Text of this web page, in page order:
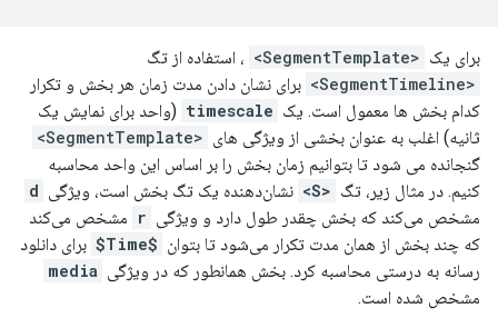
برای یک <SegmentTemplate>
، استفاده از تگ
<SegmentTimeline>
برای نشان دادن مدت زمان هر بخش و تکرار
کدام بخش ها معمول است. یک timescale (واحد برای نمایش یک
ثانیه) اغلب به عنوان بخشی از ویژگی های <SegmentTemplate>
گنجانده می شود تا بتوانیم زمان بخش را بر اساس این واحد محاسبه
کنیم. در مثال زیر، تگ <S> نشان‌دهنده یک تگ بخش است، ویژگی d
مشخص می‌کند که بخش چقدر طول دارد و ویژگی r مشخص می‌کند
که چند بخش از همان مدت تکرار می‌شود تا بتوان $Time$
برای دانلود
رسانه به درستی محاسبه کرد. بخش همانطور که در ویژگی media
مشخص شده است.